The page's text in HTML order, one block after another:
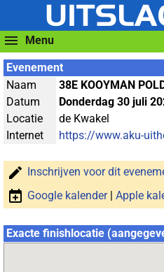
Menu
Evenement
Naam
38E KOOYMAN
Datum
Donderdag 30 juli
Locatie
de Kwakel
Internet
https://www.aku-
Inschrijven voor dit
Google kalender| Apple
Exacte finishlocatie